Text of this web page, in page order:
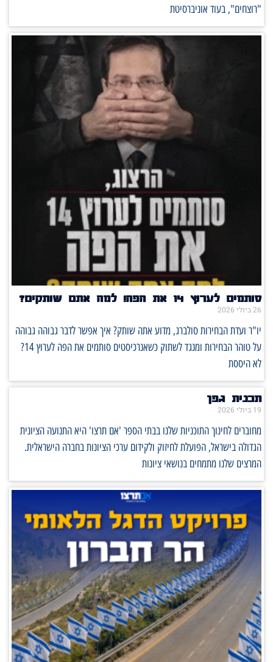
"רוצחים", בעוד אוניברסיטת
סותמים לערוץ 14 את הפה! למה אתם שותקים?
26 ביולי 2026
יו"ר ועדת הבחירות סולברג, מדוע אתה שותק? איך אפשר לדבר גבוהה גבוהה
על טוהר הבחירות ומנגד לשתוק כשאנרכיסטים סותמים את הפה לערוץ 14?
לא היססת
תכנית גפן
19 ביולי 2026
מחוברים לחינוך התוכניות שלנו בבתי הספר 'אם תרצו' היא התנועה הציונית
הגדולה בישראל, הפועלת לחיזוק ולקידום ערכי הציונות בחברה הישראלית.
המרצים שלנו מתמחים בנושאי ציונות